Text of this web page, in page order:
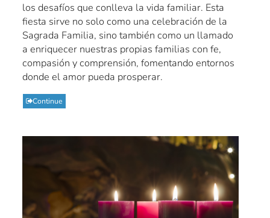
los desafíos que conlleva la vida familiar. Esta
fiesta sirve no solo como una celebración de la
Sagrada Familia, sino también como un llamado
a enriquecer nuestras propias familias con fe,
compasión y comprensión, fomentando entornos
donde el amor pueda prosperar.
Continue